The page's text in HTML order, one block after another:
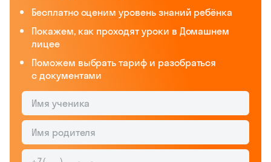
Бесплатно оценим уровень знаний ребёнка
Покажем, как проходят уроки в Домашнем
лицее
Поможем выбрать тариф и разобраться
с документами